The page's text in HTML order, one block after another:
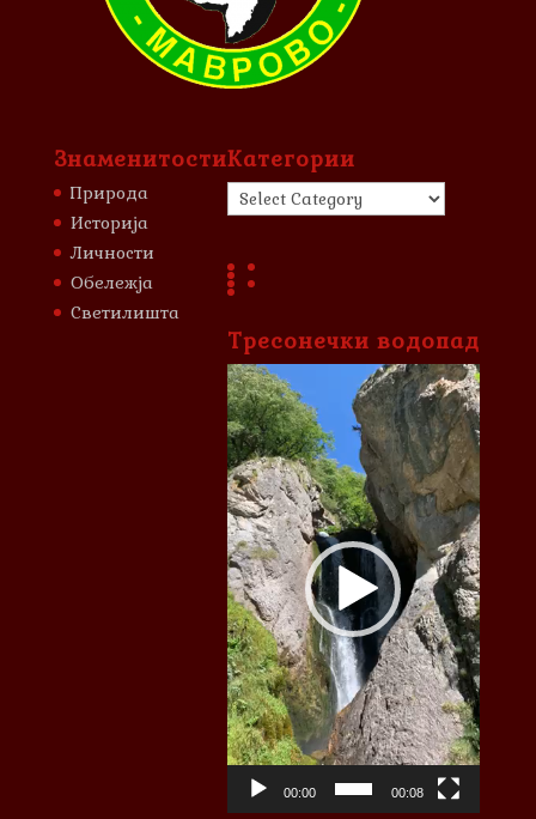
Знаменитости
Природа
Историја
Личности
Обележја
Светилишта
Категории
Категории
Тресонечки водопад
Video
Player
00:00 00:08